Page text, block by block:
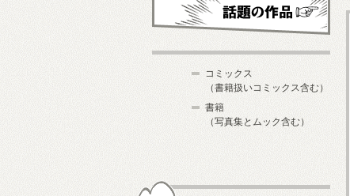
コミックス
（書籍扱いコミックス含む）
書籍
（写真集とムック含む）